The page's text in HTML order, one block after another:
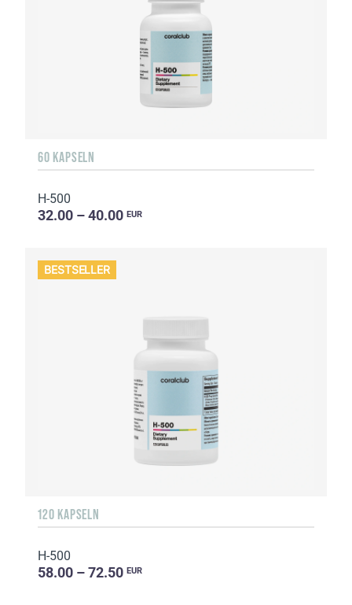
60 KAPSELN
H-500
32.00 – 40.00 EUR
BESTSELLER
120 KAPSELN
H-500
58.00 – 72.50 EUR